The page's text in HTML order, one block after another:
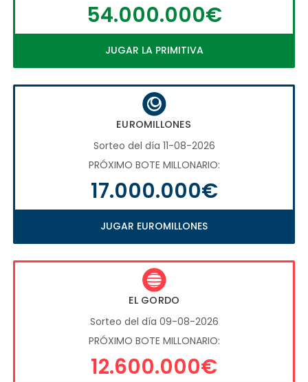
54.000.000€
JUGAR LA PRIMITIVA
EUROMILLONES
Sorteo del día 11-08-2026
PRÓXIMO BOTE MILLONARIO:
17.000.000€
JUGAR EUROMILLONES
EL GORDO
Sorteo del día 09-08-2026
PRÓXIMO BOTE MILLONARIO:
12.600.000€